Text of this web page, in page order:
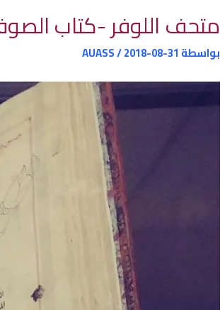
متحف اللوفر -كتاب
بواسطة AUASS/2018-08-31